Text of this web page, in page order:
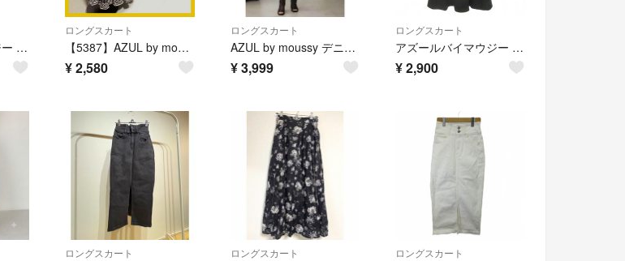
アズールバイマウジー デニムスカート タイトスカート M 茶色 ブラウン
ロングスカート
【5387】AZUL by moussy ロングスカート S ブラウン
¥2,580
ロングスカート
AZUL by moussy デニム ロングスカート
¥3,999
ロングスカート
アズールバイマウジー スカート M 黒 ブラック マーメイド 無地 ロング丈
¥2,900
ロングスカート ロングスカート ロングスカート